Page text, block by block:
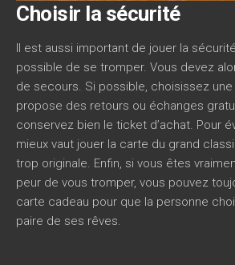
Choisir la sécurité
Il est aussi important de jouer la
possible de se tromper. Vous devez
de secours. Si possible, choisissez une
propose des retours ou échanges
conservez bien le ticket d’achat. Pour
mieux vaut jouer la carte du grand
trop originale. Enfin, si vous êtes
peur de vous tromper, vous pouvez
carte cadeau pour que la personne
paire de ses rêves.